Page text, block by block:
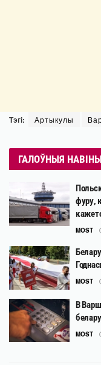
Тэгі: Артыкулы
ГАЛОЎНЫЯ НАВІНЫ
фуру,
MOST
MOST
В
MOST